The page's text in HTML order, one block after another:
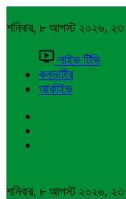
শনিবার, ৮ আগস্ট ২০২৬, ২৩
লাইভ টিভি
কনভার্টার
আর্কাইভ
শনিবার, ৮ আগস্ট ২০২৬, ২৩